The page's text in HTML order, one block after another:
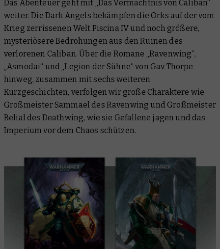
Das Abenteuer geht mit „Das Vermächtnis von Caliban“
weiter. Die Dark Angels bekämpfen die Orks auf der vom
Krieg zerrissenen Welt Piscina IV und noch größere,
mysteriösere Bedrohungen aus den Ruinen des
verlorenen Caliban. Über die Romane „Ravenwing“,
„Asmodai“ und „Legion der Sühne“ von Gav Thorpe
hinweg, zusammen mit sechs weiteren
Kurzgeschichten, verfolgen wir große Charaktere wie
Großmeister Sammael des Ravenwing und Großmeister
Belial des Deathwing, wie sie Gefallene jagen und das
Imperium vor dem Chaos schützen.